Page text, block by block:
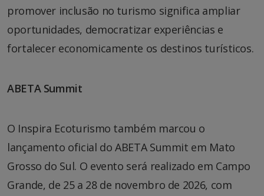
promover inclusão no turismo significa ampliar
oportunidades, democratizar experiências e
fortalecer economicamente os destinos turísticos.
ABETA Summit
O Inspira Ecoturismo também marcou o
lançamento oficial do ABETA Summit em Mato
Grosso do Sul. O evento será realizado em Campo
Grande, de 25 a 28 de novembro de 2026, com